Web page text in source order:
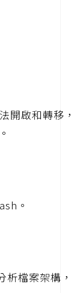
開啟和轉移，
。
檔案架構，